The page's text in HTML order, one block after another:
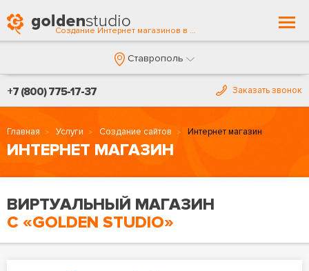
Создание Интернет магазинов в Ставрополе
Ставрополь
+7 (800) 775-17-37 Заказать звонок
Главная Услуги Создание сайтов Интернет магазин
ИНТЕРНЕТ МАГАЗИН
ВИРТУАЛЬНЫЙ МАГАЗИН
С «GOLDEN STUDIO»